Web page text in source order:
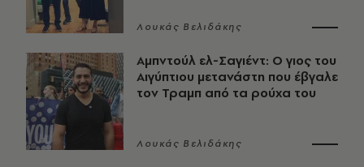
Λουκάς Βελιδάκης
Αμπντούλ ελ-Σαγιέντ: Ο γιος του
Αιγύπτιου μετανάστη που έβγαλε
τον Τραμπ από τα ρούχα του
Λουκάς Βελιδάκης